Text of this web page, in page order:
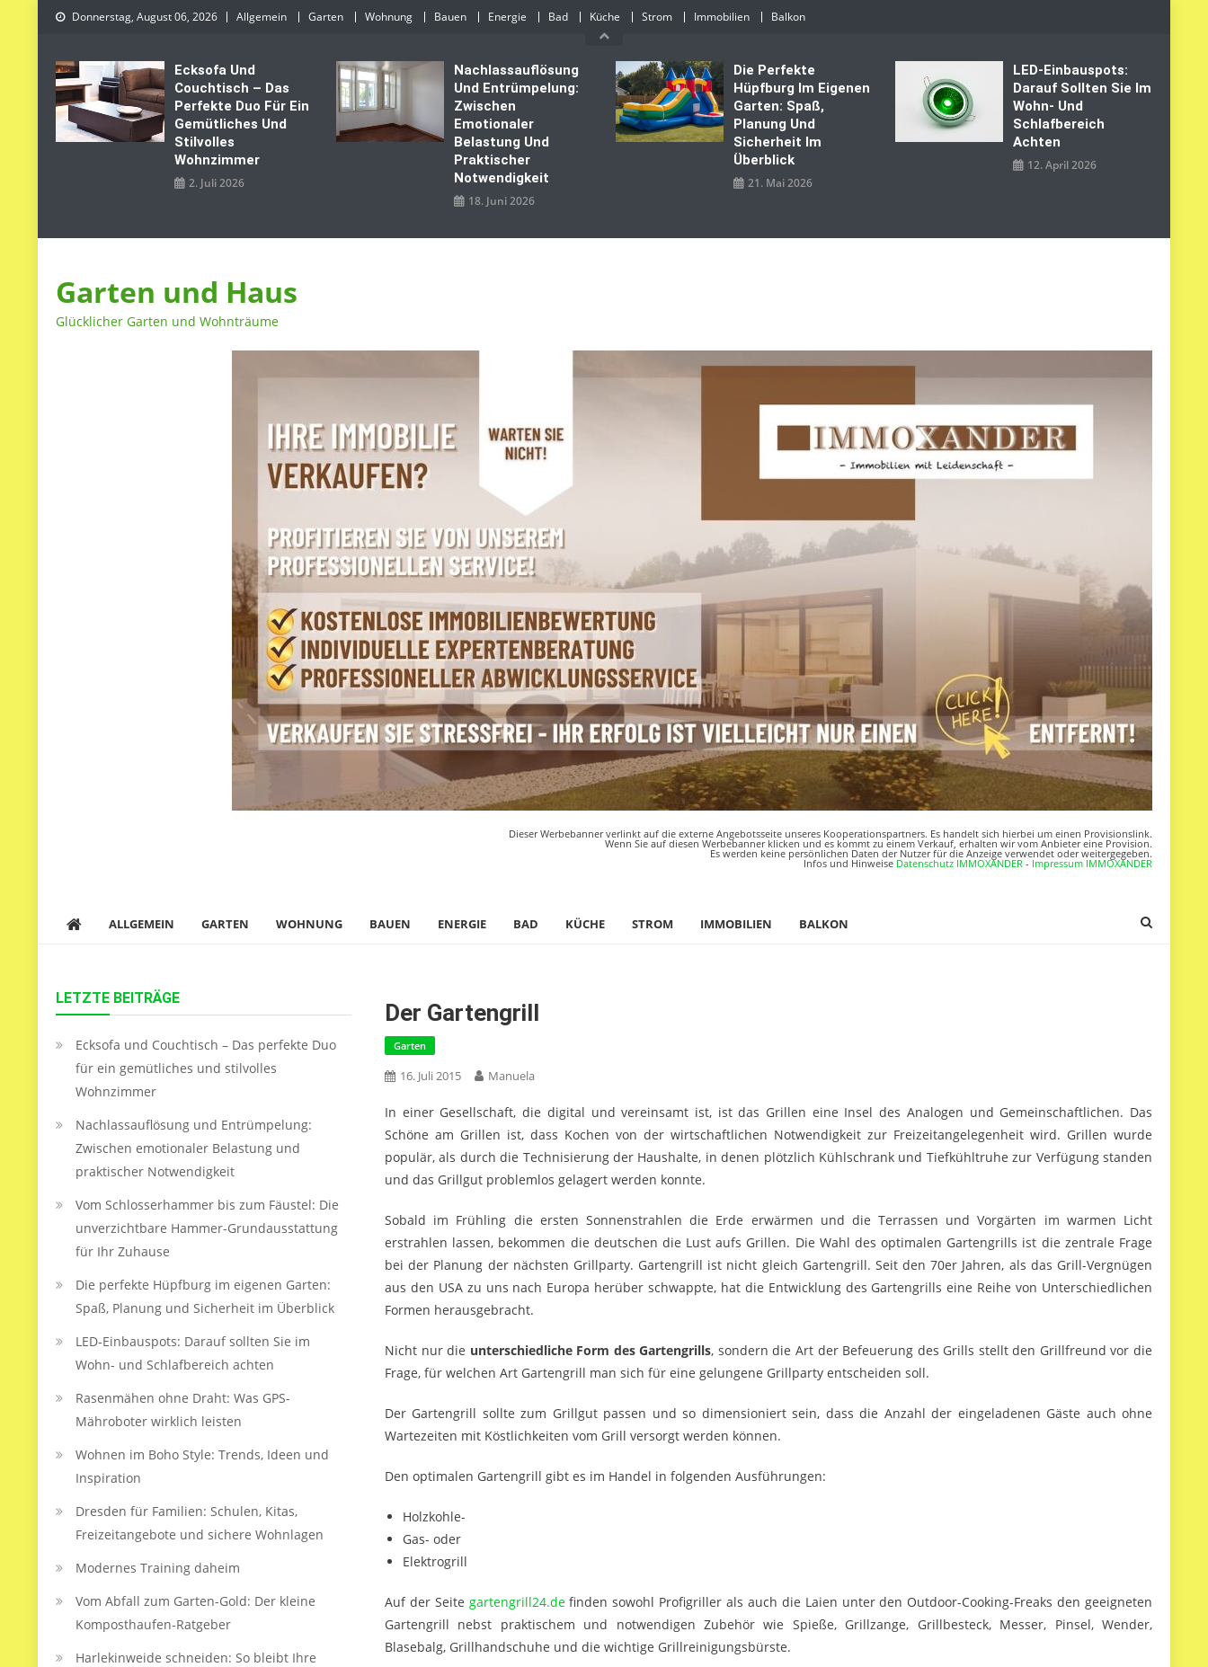
Skip
Donnerstag, August 06, 2026 Allgemein Garten Wohnung Bauen Energie Bad Küche Strom Immobilien Balkon
Ecksofa Und
Couchtisch – Das
Perfekte Duo Für Ein
Gemütliches Und
Stilvolles
Wohnzimmer
2. Juli 2026
Nachlassauflösung
Und Entrümpelung:
Zwischen
Emotionaler
Belastung Und
Praktischer
Notwendigkeit
18. Juni 2026
Die Perfekte
Hüpfburg Im Eigenen
Garten: Spaß,
Planung Und
Sicherheit Im
Überblick
21. Mai 2026
LED‑Einbauspots:
Darauf Sollten Sie Im
Wohn- Und
Schlafbereich
Achten
12. April 2026
Garten und Haus
Glücklicher Garten und Wohnträume
Dieser Werbebanner verlinkt auf die externe Angebotsseite unseres Kooperationspartners. Es handelt sich hierbei um einen Provisionslink.
Wenn Sie auf diesen Werbebanner klicken und es kommt zu einem Verkauf, erhalten wir vom Anbieter eine Provision.
Es werden keine persönlichen Daten der Nutzer für die Anzeige verwendet oder weitergegeben.
Infos und Hinweise Datenschutz IMMOXANDER - Impressum IMMOXANDER
ALLGEMEIN GARTEN WOHNUNG BAUEN ENERGIE BAD KÜCHE STROM IMMOBILIEN BALKON
Der Gartengrill
Garten
16. Juli 2015 Manuela
In einer Gesellschaft, die digital und vereinsamt ist, ist das Grillen eine Insel des Analogen und Gemeinschaftlichen. Das
Schöne am Grillen ist, dass Kochen von der wirtschaftlichen Notwendigkeit zur Freizeitangelegenheit wird. Grillen wurde
populär, als durch die Technisierung der Haushalte, in denen plötzlich Kühlschrank und Tiefkühltruhe zur Verfügung standen
und das Grillgut problemlos gelagert werden konnte.
Sobald im Frühling die ersten Sonnenstrahlen die Erde erwärmen und die Terrassen und Vorgärten im warmen Licht
erstrahlen lassen, bekommen die deutschen die Lust aufs Grillen. Die Wahl des optimalen Gartengrills ist die zentrale Frage
bei der Planung der nächsten Grillparty. Gartengrill ist nicht gleich Gartengrill. Seit den 70er Jahren, als das Grill-Vergnügen
aus den USA zu uns nach Europa herüber schwappte, hat die Entwicklung des Gartengrills eine Reihe von Unterschiedlichen
Formen herausgebracht.
Nicht nur die unterschiedliche Form des Gartengrills, sondern die Art der Befeuerung des Grills stellt den Grillfreund vor die
Frage, für welchen Art Gartengrill man sich für eine gelungene Grillparty entscheiden soll.
Der Gartengrill sollte zum Grillgut passen und so dimensioniert sein, dass die Anzahl der eingeladenen Gäste auch ohne
Wartezeiten mit Köstlichkeiten vom Grill versorgt werden können.
Den optimalen Gartengrill gibt es im Handel in folgenden Ausführungen:
Holzkohle-
Gas- oder
Elektrogrill
Auf der Seite gartengrill24.definden sowohl Profigriller als auch die Laien unter den Outdoor-Cooking-Freaks den geeigneten
Gartengrill nebst praktischem und notwendigen Zubehör wie Spieße, Grillzange, Grillbesteck, Messer, Pinsel, Wender,
Blasebalg, Grillhandschuhe und die wichtige Grillreinigungsbürste.
LETZTE BEITRÄGE
Ecksofa und Couchtisch – Das perfekte Duo
für ein gemütliches und stilvolles
Wohnzimmer
Nachlassauflösung und Entrümpelung:
Zwischen emotionaler Belastung und
praktischer Notwendigkeit
Vom Schlosserhammer bis zum Fäustel: Die
unverzichtbare Hammer-Grundausstattung
für Ihr Zuhause
Die perfekte Hüpfburg im eigenen Garten:
Spaß, Planung und Sicherheit im Überblick
LED‑Einbauspots: Darauf sollten Sie im
Wohn- und Schlafbereich achten
Rasenmähen ohne Draht: Was GPS-
Mähroboter wirklich leisten
Wohnen im Boho Style: Trends, Ideen und
Inspiration
Dresden für Familien: Schulen, Kitas,
Freizeitangebote und sichere Wohnlagen
Modernes Training daheim
Vom Abfall zum Garten-Gold: Der kleine
Komposthaufen‑Ratgeber
Harlekinweide schneiden: So bleibt Ihre